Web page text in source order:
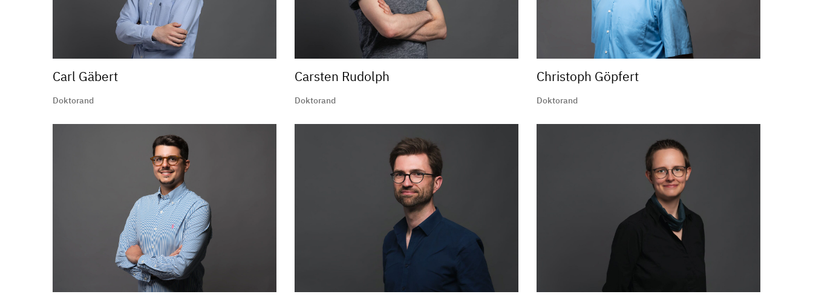
Carl Gäbert
Doktorand
Carsten Rudolph
Doktorand
Christoph Göpfert
Doktorand